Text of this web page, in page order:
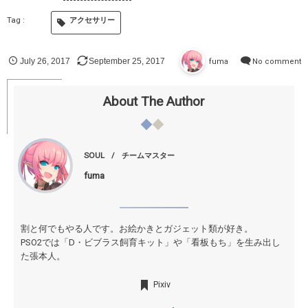
アクセサリー
July 26 ,2017 September 25 2017 fuma No comment
About The Author
SOUL チームマスター
fuma
割と何でもやる人です。お絵かきとガジェット類が好き。
PSO2では「D・ビブラス飼育キット」や「看板もち」を生み出し
た張本人。
Pixiv